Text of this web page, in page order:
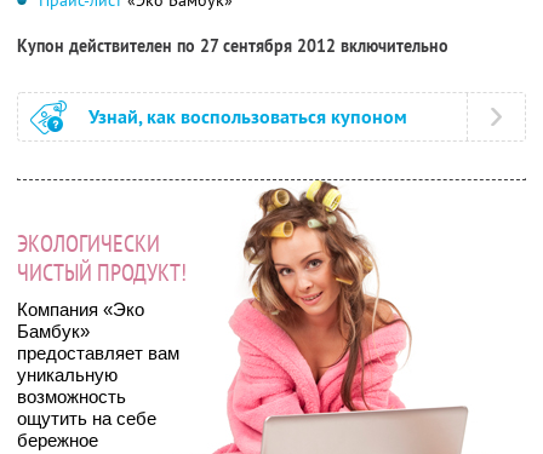
Купон действителен по 27 сентября 2012 включительно
Узнай, как воспользоваться купоном
ЭКОЛОГИЧЕСКИ
ЧИСТЫЙ ПРОДУКТ!
Компания «Эко
Бамбук»
предоставляет вам
уникальную
возможность
ощутить на себе
бережное